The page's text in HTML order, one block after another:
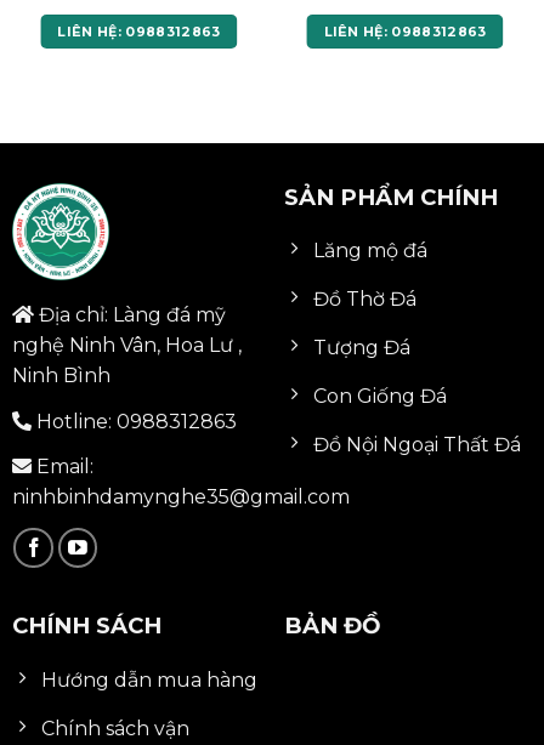
LIÊN HỆ: 0988312863 LIÊN HỆ: 0988312863
Địa chỉ: Làng đá mỹ
nghệ Ninh Vân, Hoa Lư ,
Ninh Bình
Hotline: 0988312863
Email:
ninhbinhdamynghe35@gmail.com
SẢN PHẨM CHÍNH
Lăng mộ đá
Đồ Thờ Đá
Tượng Đá
Con Giống Đá
Đồ Nội Ngoại Thất Đá
CHÍNH SÁCH
Hướng dẫn mua hàng
Chính sách vận
BẢN ĐỒ